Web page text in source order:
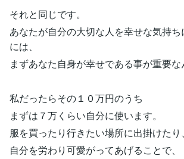
それと同じです。
あなたが自分の大切な人を幸せな気持
には、
まずあなた自身が幸せである事が重要な
私だったらその１０万円のうち
まずは７万くらい自分に使います。
服を買ったり行きたい場所に出掛けたり、
自分を労わり可愛がってあげることで、